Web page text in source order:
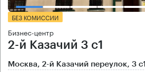
БЕЗ КОМИССИИ
Бизнес-центр
2-й Казачий 3 с1
Москва, 2-й Казачий переулок, 3 с1